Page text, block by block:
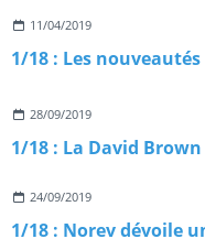
11/04/2019
1/18 : Les
28/09/2019
24/09/2019